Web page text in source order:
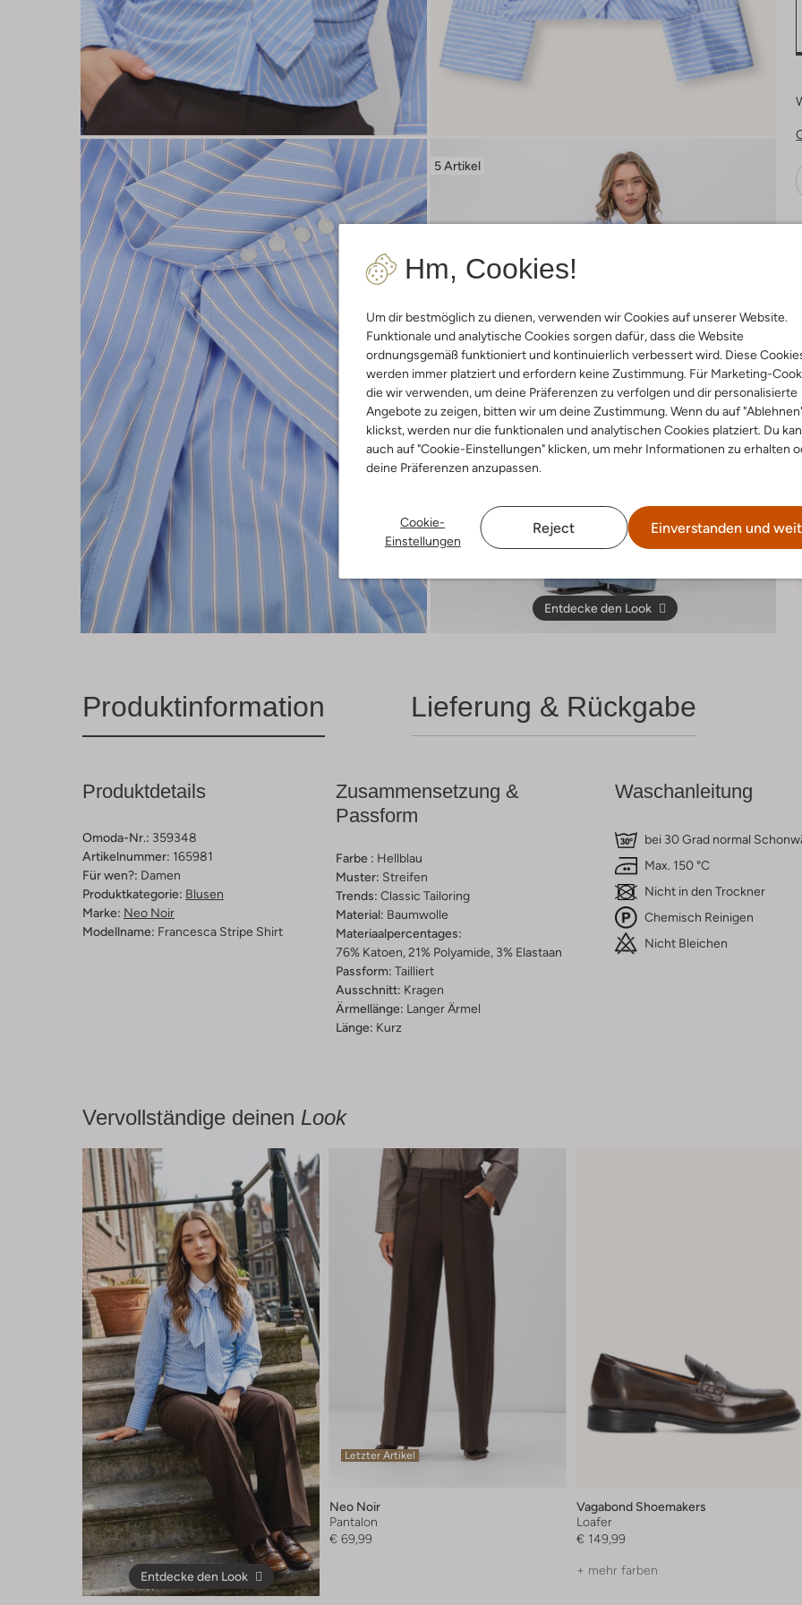
Hm, Cookies!
Um dir bestmöglich zu dienen, verwenden wir Cookies auf unserer Website.
Funktionale und analytische Cookies sorgen dafür, dass die Website
ordnungsgemäß funktioniert und kontinuierlich verbessert wird. Diese
werden immer platziert und erfordern keine Zustimmung. Für Marketing-
die wir verwenden, um deine Präferenzen zu verfolgen und dir personalisierte
Angebote zu zeigen, bitten wir um deine Zustimmung. Wenn du auf
klickst, werden nur die funktionalen und analytischen Cookies platziert. Du
auch auf "Cookie-Einstellungen" klicken, um mehr Informationen zu erhalten
deine Präferenzen anzupassen.
Cookie-
Einstellungen
Reject Einverstanden und
5 Artikel
Entdecke den Look
Produktinformation Lieferung & Rückgabe
Produktdetails
Omoda-Nr.: 359348
Artikelnummer: 165981
Für wen?: Damen
Produktkategorie: Blusen
Marke: Neo Noir
Modellname: Francesca Stripe Shirt
Zusammensetzung &
Passform
Farbe : Hellblau
Muster: Streifen
Trends: Classic Tailoring
Material: Baumwolle
Materiaalpercentages:
76% Katoen, 21% Polyamide, 3% Elastaan
Passform: Tailliert
Ausschnitt: Kragen
Ärmellänge: Langer Ärmel
Länge: Kurz
Waschanleitung
bei 30 Grad normal
Max. 150 °C
Nicht in den Trockner
Chemisch Reinigen
Nicht Bleichen
Vervollständige deinen Look
Entdecke den Look
Letzter Artikel
Neo Noir
Pantalon
€ 69,99
Vagabond Shoemakers
Loafer
€ 149,99
+ mehr farben